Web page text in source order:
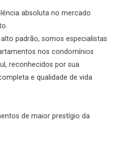
absoluta no mercado
padrão, somos especialistas
nos condomínios
reconhecidos por sua
e qualidade de vida
de maior prestígio da